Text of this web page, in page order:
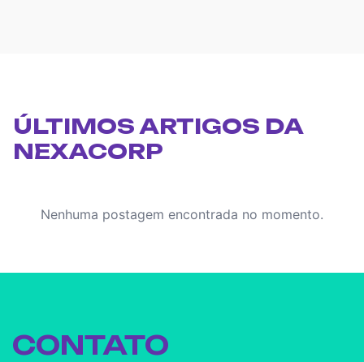
ÚLTIMOS ARTIGOS DA
NEXACORP
Nenhuma postagem encontrada no momento.
CONTATO